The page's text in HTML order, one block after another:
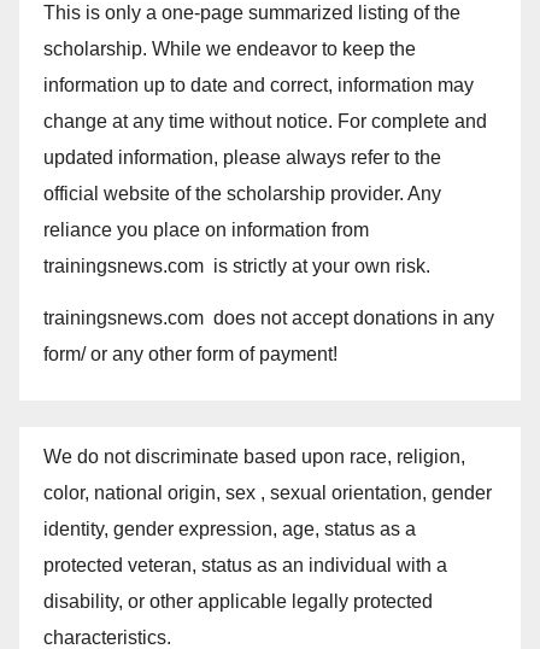
This is only a one-page summarized listing of the
scholarship. While we endeavor to keep the
information up to date and correct, information may
change at any time without notice. For complete and
updated information, please always refer to the
official website of the scholarship provider. Any
reliance you place on information from
trainingsnews.com is strictly at your own risk.
trainingsnews.com does not accept donations in any
form/ or any other form of payment!
We do not discriminate based upon race, religion,
color, national origin, sex , sexual orientation, gender
identity, gender expression, age, status as a
protected veteran, status as an individual with a
disability, or other applicable legally protected
characteristics.